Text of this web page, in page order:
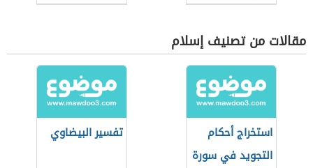
مقالات من تصنيف إسلام
استخراج أحكام
التجويد في سورة
تفسير البيضاوي